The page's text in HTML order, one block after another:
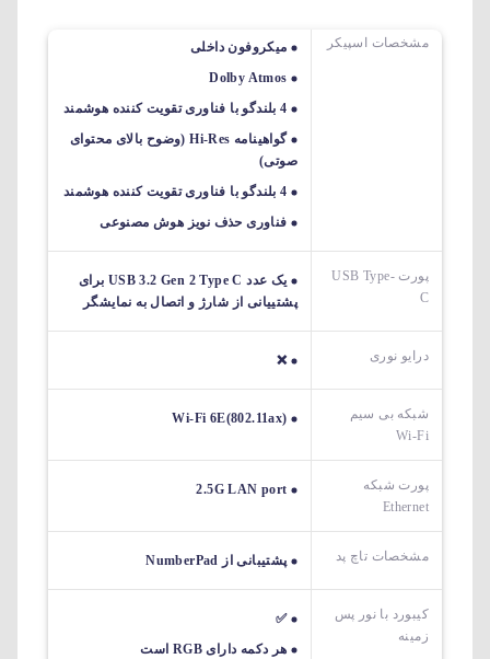
مشخصات اسپیکر
میکروفون داخلی
Dolby Atmos
4 بلندگو با فناوری تقویت کننده هوشمند
گواهینامه Hi-Res (وضوح بالای محتوای
صوتی)
4 بلندگو با فناوری تقویت کننده هوشمند
فناوری حذف نویز هوش مصنوعی
پورت USB Type-
C
یک عدد USB 3.2 Gen 2 Type C برای
پشتییانی از شارژ و اتصال به نمایشگر
درایو نوری ❌
شبکه بی سیم
Wi-Fi
Wi-Fi 6E(802.11ax)
پورت شبکه
Ethernet
2.5G LAN port
مشخصات تاچ پد پشتیبانی از NumberPad
کیبورد با نور پس
زمینه
✅
هر دکمه دارای RGB است